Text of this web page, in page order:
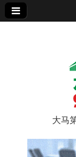
9点
大马